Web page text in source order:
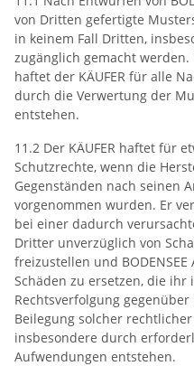
von Dritten gefertigte
in keinem Fall Dritten,
zugänglich gemacht
haftet der KÄUFER für alle
durch die Verwertung der
entstehen.
11.2 Der KÄUFER haftet für
Schutzrechte, wenn die
Gegenständen nach seinen
vorgenommen wurden. Er
bei einer dadurch
Dritter unverzüglich von
freizustellen und
Schäden zu ersetzen, die
Rechtsverfolgung
Beilegung solcher
insbesondere durch
Aufwendungen entstehen.